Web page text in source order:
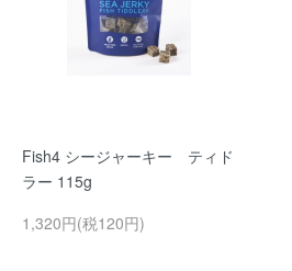
Fish4 シージャーキー ティド
ラー 115g
1,320円(税120円)